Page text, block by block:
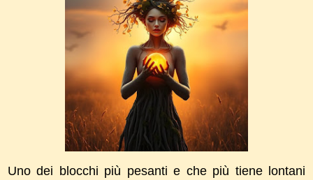
Uno dei blocchi più pesanti e che più tiene lontani